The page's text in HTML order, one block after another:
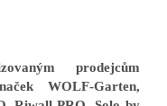
prodejcům
WOLF-Garten,